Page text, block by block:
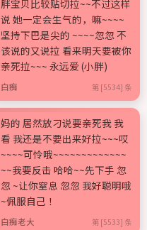
胖宝贝比较贴切拉~~不过这样
说 她一定会生气的，嘛~~~~
坚持下巴是尖的 ~~~~忽忽 不
该说的又说拉 看来明天要被你
亲死拉~~~ 永远爱 (小胖)
白痴 第 [5534] 条
妈的 居然放刁说要亲死我 我
看 我还是不要出来好拉~~~哎
~~~~可怜哦~~~~~~~~~~~~~
~~我要反击 哈哈~~先下手 忽
忽 ~让你窒息 忽忽 我好聪明哦
~佩服自己 ！
白痴老大 第 [5533] 条